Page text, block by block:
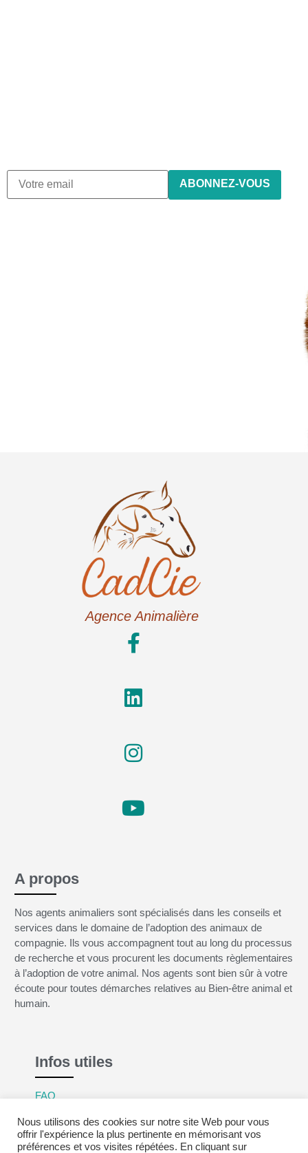
Agence Animalière
A propos
Nos agents animaliers sont spécialisés dans les conseils et
services dans le domaine de l’adoption des animaux de
compagnie. Ils vous accompagnent tout au long du processus
de recherche et vous procurent les documents règlementaires
à l’adoption de votre animal. Nos agents sont bien sûr à votre
écoute pour toutes démarches relatives au Bien-être animal et
humain.
Infos utiles
FAQ
Politique de confidentialité
Nous utilisons des cookies sur notre site Web pour vous
offrir l'expérience la plus pertinente en mémorisant vos
préférences et vos visites répétées. En cliquant sur